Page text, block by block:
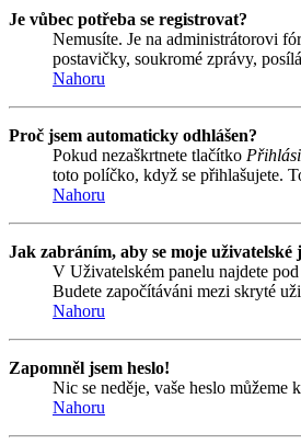
Je vůbec potřeba se registrovat?
Nemusíte. Je na administrátorovi
postavičky, soukromé zprávy,
Nahoru
Proč jsem automaticky odhlášen?
Pokud nezaškrtnete tlačítko
toto políčko, když se přihlašujete.
Nahoru
Jak zabráním, aby se moje
V Uživatelském panelu najdete
Budete započítáváni mezi skryté
Nahoru
Zapomněl jsem heslo!
Nic se neděje, vaše heslo
Nahoru